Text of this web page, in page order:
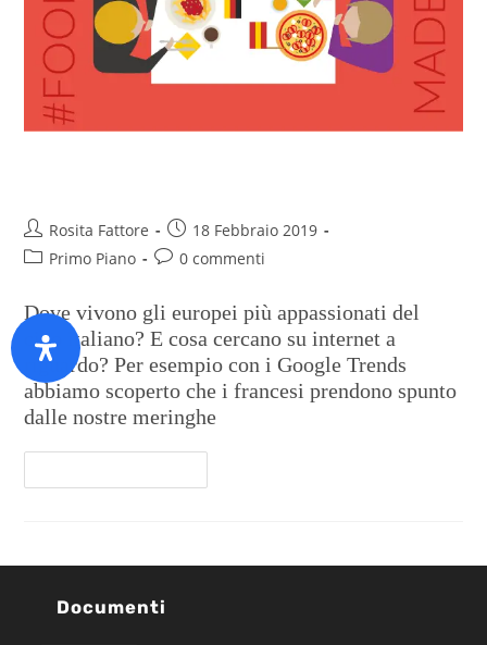
Rosita Fattore
18 Febbraio 2019
Primo Piano
0 commenti
Dove vivono gli europei più appassionati del
cibo italiano? E cosa cercano su internet a
riguardo? Per esempio con i Google Trends
abbiamo scoperto che i francesi prendono spunto
dalle nostre meringhe
Documenti